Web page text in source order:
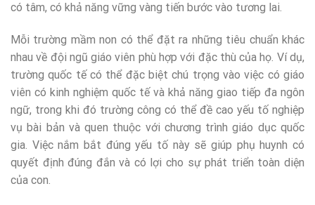
có tâm, có khả năng vững vàng tiến bước vào tương lai.
Mỗi trường mầm non có thể đặt ra những tiêu chuẩn khác
nhau về đội ngũ giáo viên phù hợp với đặc thù của họ. Ví dụ,
trường quốc tế có thể đặc biệt chú trọng vào việc có giáo
viên có kinh nghiệm quốc tế và khả năng giao tiếp đa ngôn
ngữ, trong khi đó trường công có thể đề cao yếu tố nghiệp
vụ bài bản và quen thuộc với chương trình giáo dục quốc
gia. Việc nắm bắt đúng yếu tố này sẽ giúp phụ huynh có
quyết định đúng đắn và có lợi cho sự phát triển toàn diện
của con.